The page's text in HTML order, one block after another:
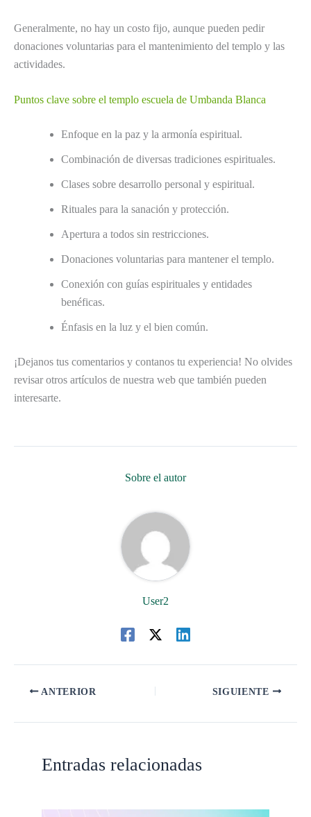
Generalmente, no hay un costo fijo, aunque pueden pedir
donaciones voluntarias para el mantenimiento del templo y las
actividades.
Puntos clave sobre el templo escuela de Umbanda Blanca
Enfoque en la paz y la armonía espiritual.
Combinación de diversas tradiciones espirituales.
Clases sobre desarrollo personal y espiritual.
Rituales para la sanación y protección.
Apertura a todos sin restricciones.
Donaciones voluntarias para mantener el templo.
Conexión con guías espirituales y entidades
benéficas.
Énfasis en la luz y el bien común.
¡Dejanos tus comentarios y contanos tu experiencia! No olvides
revisar otros artículos de nuestra web que también pueden
interesarte.
Sobre el autor
User2
ANTERIOR SIGUIENTE
Entradas relacionadas